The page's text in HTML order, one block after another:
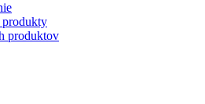
produktov